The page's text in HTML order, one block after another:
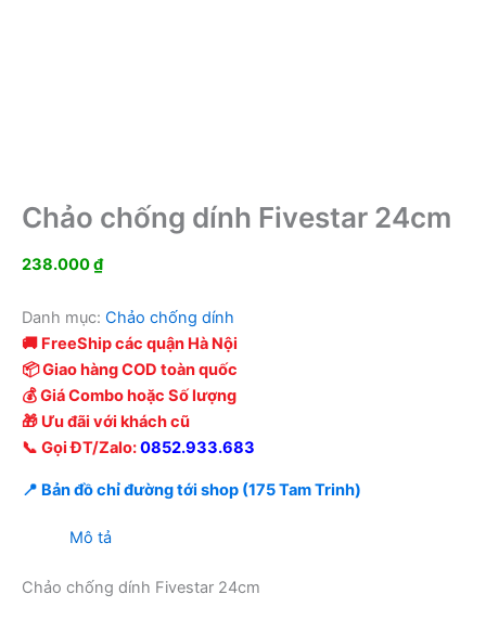
Chảo chống dính Fivestar 24cm
238.000₫
Danh mục: Chảo chống dính
🚚 FreeShip các quận Hà Nội
📦 Giao hàng COD toàn quốc
💰 Giá Combo hoặc Số lượng
🎁 Ưu đãi với khách cũ
📞 Gọi ĐT/Zalo:0852.933.683
📍 Bản đồ chỉ đường tới shop (175 Tam Trinh)
Mô tả
Chảo chống dính Fivestar 24cm